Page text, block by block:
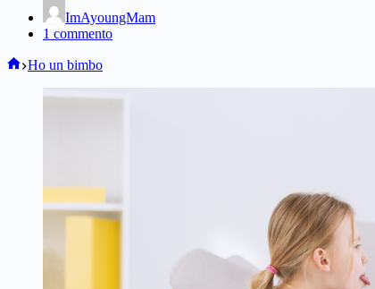
ImAyoungMam
1 commento
Home
Ho un bimbo